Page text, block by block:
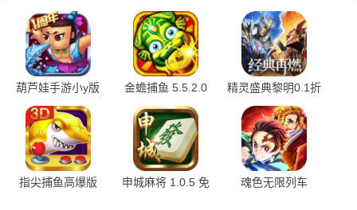
葫芦娃手游小y版
4.10.50 最新版
金蟾捕鱼 5.5.2.0
官方版
精灵盛典黎明0.1折
1.00.1 官方版
指尖捕鱼高爆版
申城麻将 1.0.5 免
魂色无限列车